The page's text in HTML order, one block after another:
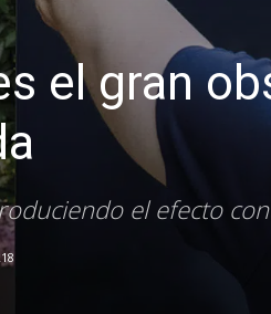
el gran
el efecto